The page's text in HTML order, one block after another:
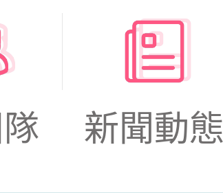
新聞動態